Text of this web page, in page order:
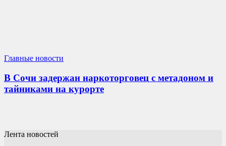
Главные новости
В Сочи задержан наркоторговец с метадоном и
тайниками на курорте
Лента новостей